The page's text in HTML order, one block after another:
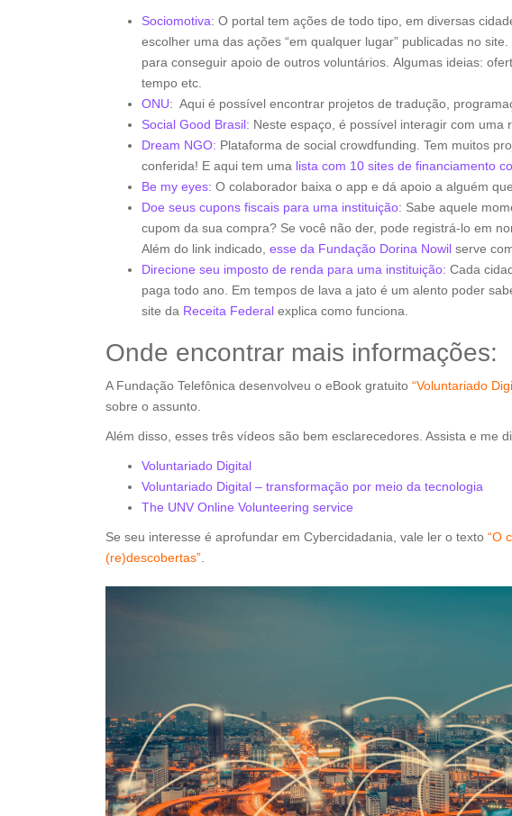
Sociomotiva: O portal tem ações de todo tipo, em diversas
escolher uma das ações “em qualquer lugar” publicadas no
para conseguir apoio de outros voluntários. Algumas ideias:
tempo etc.
ONU: Aqui é possível encontrar projetos de tradução,
Social Good Brasil: Neste espaço, é possível interagir com uma
Dream NGO: Plataforma de social crowdfunding. Tem muitos
conferida! E aqui tem uma lista com 10 sites de financiamento
Be my eyes: O colaborador baixa o app e dá apoio a alguém
Doe seus cupons fiscais para uma instituição: Sabe aquele
cupom da sua compra? Se você não der, pode registrá-lo em
Além do link indicado, esse da Fundação Dorina Nowil serve
Direcione seu imposto de renda para uma instituição: Cada
paga todo ano. Em tempos de lava a jato é um alento poder
site da Receita Federal explica como funciona.
Onde encontrar mais informações:
A Fundação Telefônica desenvolveu o eBook gratuito “Voluntariado
sobre o assunto.
Além disso, esses três vídeos são bem esclarecedores. Assista e me
Voluntariado Digital
Voluntariado Digital – transformação por meio da tecnologia
The UNV Online Volunteering service
Se seu interesse é aprofundar em Cybercidadania, vale ler o texto “O
(re)descobertas”